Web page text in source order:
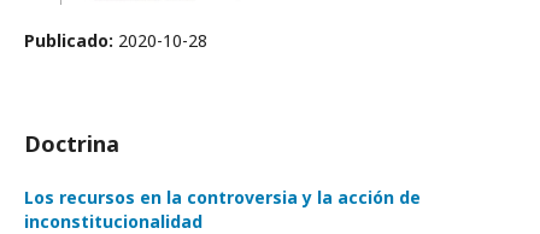
Publicado: 2020-10-28
Doctrina
Los recursos en la controversia y la acción de
inconstitucionalidad